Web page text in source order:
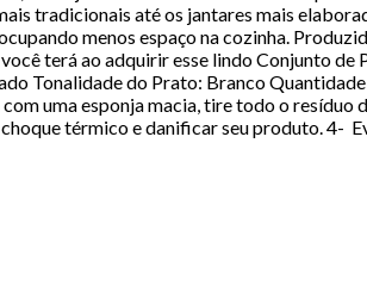
tradicionais até os jantares mais
menos espaço na cozinha.
terá ao adquirir esse lindo Conjunto
Tonalidade do Prato: Branco
uma esponja macia, tire todo o
térmico e danificar seu produto. 4-